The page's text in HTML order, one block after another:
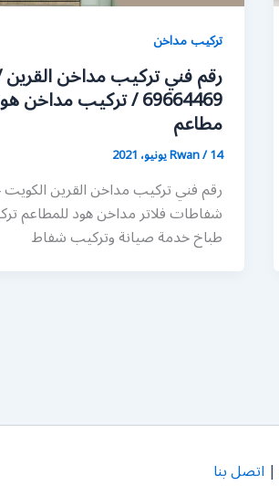
تركيب مداخن
رقم فني تركيب مداخن
69664469 / تركيب
مطاعم
Rwan/14 يونيو، 2021
رقم فني تركيب مداخن القرين
شفاطات فلاتر مداخن هود للمطاعم
طباخ خدمة صيانة وتركيب شفاط
| اتصل بنا